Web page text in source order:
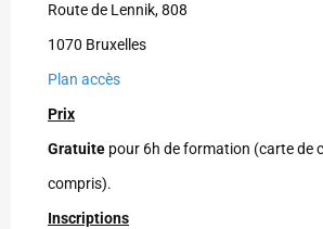
Route de Lennik, 808
1070 Bruxelles
Plan accès
Prix
Gratuite pour 6h de formation (carte de
compris).
Inscriptions